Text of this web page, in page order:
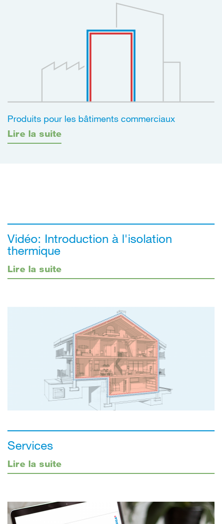
Produits pour les bâtiments commerciaux
Lire la suite
Vidéo: Introduction à l'isolation
thermique
Lire la suite
Services
Lire la suite